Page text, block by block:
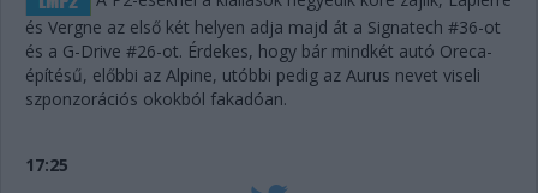
és Vergne az első két helyen adja majd át a Signatech #36-ot
és a G-Drive #26-ot. Érdekes, hogy bár mindkét autó Oreca-
építésű, előbbi az Alpine, utóbbi pedig az Aurus nevet viseli
szponzorációs okokból fakadóan.
17:25